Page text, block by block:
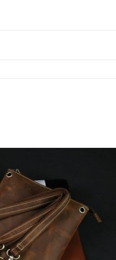
CLTK05
số
lượng